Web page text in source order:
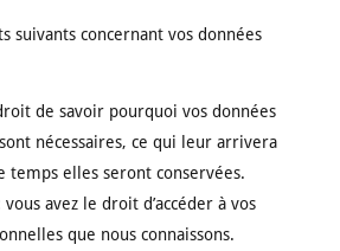
suivants concernant vos données
de savoir pourquoi vos données
nécessaires, ce qui leur arrivera
temps elles seront conservées.
vous avez le droit d’accéder à vos
que nous connaissons.